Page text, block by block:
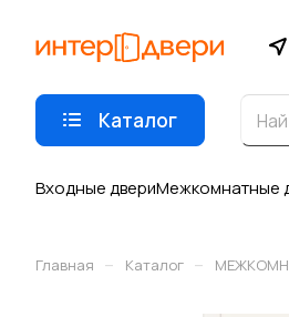
Каталог
Входные двериМежкомнатные
Главная – Каталог –